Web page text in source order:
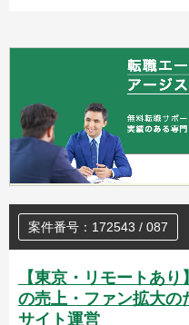
案件番号：172543 / 087
【東京・リモートあ
の売上・ファン拡大の
サイト運営